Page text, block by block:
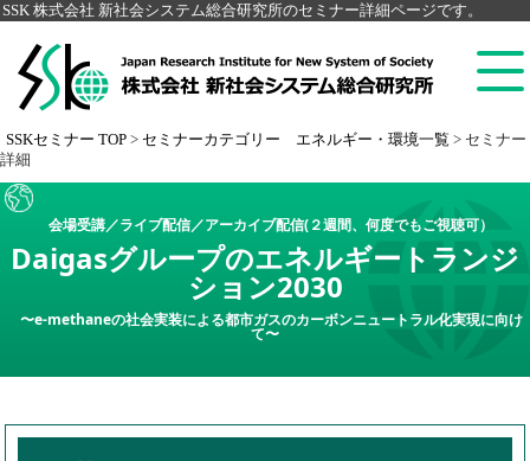
SSK 株式会社 新社会システム総合研究所のセミナー詳細ページです。
SSKセミナー TOP > セミナーカテゴリー エネルギー・環境一覧 > セミナー
詳細
会場受講／ライブ配信／アーカイブ配信(２週間、何度でもご視聴可）
Daigasグループのエネルギートランジ
ション2030
〜e-methaneの社会実装による都市ガスのカーボンニュートラル化実現に向け
て〜